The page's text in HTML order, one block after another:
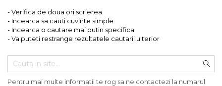
Creații Custom
- Verifica de doua ori scrierea
- Incearca sa cauti cuvinte simple
- Incearca o cautare mai putin specifica
- Va puteti restrange rezultatele cautarii ulterior
Pentru mai multe informatii te rog sa ne contactezi la numarul